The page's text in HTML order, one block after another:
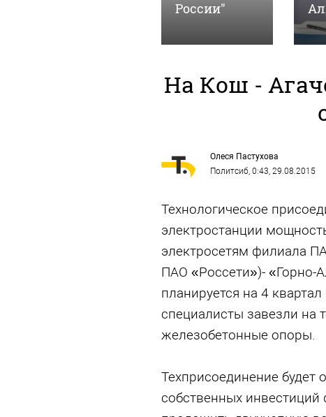
России"
На Кош -
Олеся Пастухова
Политсиб, 0:43, 29.08.2015
Технологическое
электростанции
электросетям филиала
ПАО «Россети»)- «Горно-
планируется на 4
специалисты завезли на
железобетонные опоры.
Техприсоединение будет
собственных инвестиций